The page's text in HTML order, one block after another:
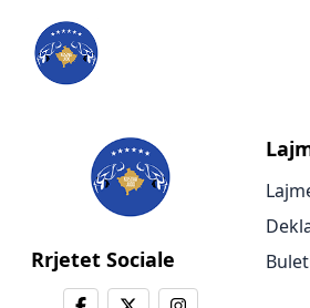
Rrjetet Sociale